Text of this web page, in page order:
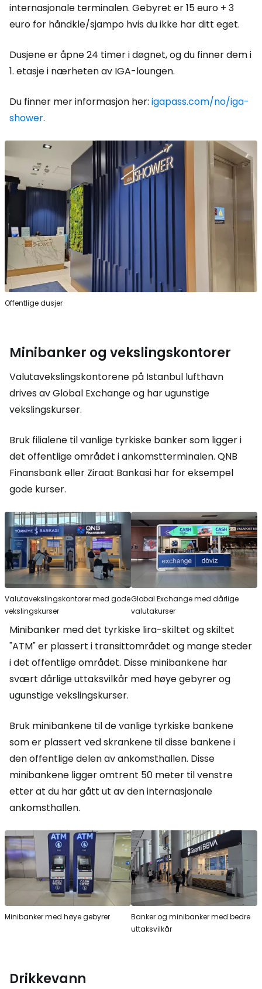
internasjonale terminalen. Gebyret er 15 euro + 3
euro for håndkle/sjampo hvis du ikke har ditt eget.
Dusjene er åpne 24 timer i døgnet, og du finner dem i
1. etasje i nærheten av IGA-loungen.
Du finner mer informasjon her: igapass.com/no/iga-
shower.
Offentlige dusjer
Minibanker og vekslingskontorer
Valutavekslingskontorene på Istanbul lufthavn
drives av Global Exchange og har ugunstige
vekslingskurser.
Bruk filialene til vanlige tyrkiske banker som ligger i
det offentlige området i ankomstterminalen. QNB
Finansbank eller Ziraat Bankasi har for eksempel
gode kurser.
Valutavekslingskontorer med gode
vekslingskurser
Global Exchange med dårlige
valutakurser
Minibanker med det tyrkiske lira-skiltet og skiltet
"ATM"er plassert i transittområdet og mange steder
i det offentlige området. Disse minibankene har
svært dårlige uttaksvilkår med høye gebyrer og
ugunstige vekslingskurser.
Bruk minibankene til de vanlige tyrkiske bankene
som er plassert ved skrankene til disse bankene i
den offentlige delen av ankomsthallen. Disse
minibankene ligger omtrent 50 meter til venstre
etter at du har gått ut av den internasjonale
ankomsthallen.
Minibanker med høye gebyrer
Banker og minibanker med bedre
uttaksvilkår
Drikkevann